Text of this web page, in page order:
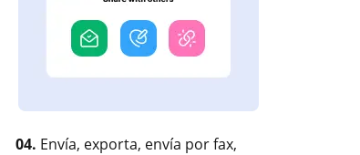
04. Envía, exporta, envía por fax,